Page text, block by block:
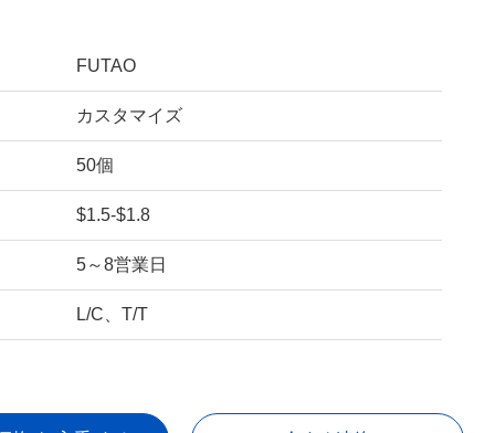
FUTAO
カスタマイズ
50個
$1.5-$1.8
5～8営業日
L/C、T/T